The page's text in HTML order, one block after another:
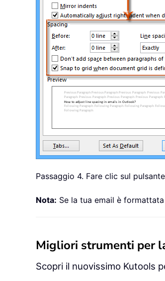
Passaggio 4. Fare clic sul
Nota: Se la tua email è
Migliori strumenti per
Scopri il nuovissimo Kutools